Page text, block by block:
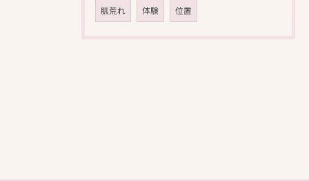
肌荒れ 体験 位置